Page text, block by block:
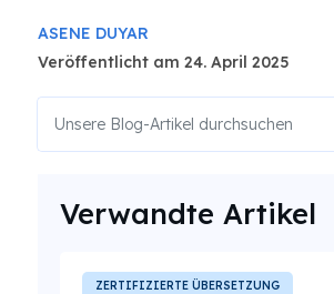
ASENE DUYAR
Veröffentlicht am 24. April 2025
Verwandte Artikel
ZERTIFIZIERTE ÜBERSETZUNG